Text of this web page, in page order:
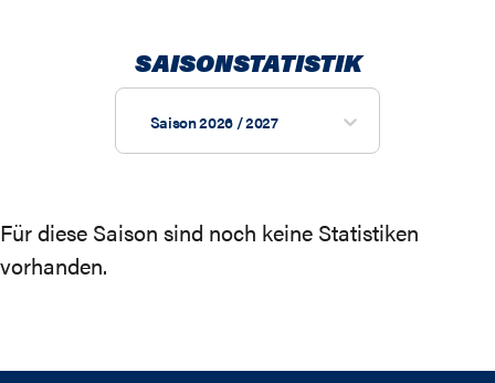
SAISONSTATISTIK
Saison 2026 / 2027
Für diese Saison sind noch keine Statistiken
vorhanden.